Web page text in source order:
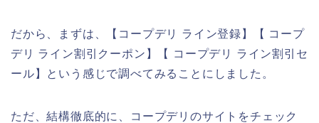
だから、まずは、【コープデリ ライン登録】【 コープ
デリ ライン割引クーポン】【 コープデリ ライン割引セ
ール】という感じで調べてみることにしました。
ただ、結構徹底的に、コープデリのサイトをチェック